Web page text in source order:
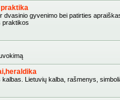
dvasinio gyvenimo bei patirties
praktikos
Lietuvių kalba, rašmenys,